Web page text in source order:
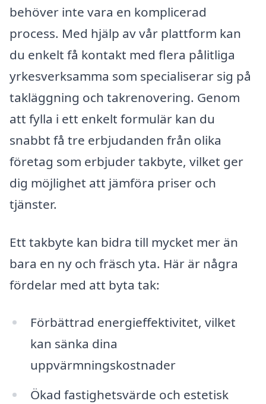
behöver inte vara en komplicerad
process. Med hjälp av vår plattform kan
du enkelt få kontakt med flera pålitliga
yrkesverksamma som specialiserar sig på
takläggning och takrenovering. Genom
att fylla i ett enkelt formulär kan du
snabbt få tre erbjudanden från olika
företag som erbjuder takbyte, vilket ger
dig möjlighet att jämföra priser och
tjänster.
Ett takbyte kan bidra till mycket mer än
bara en ny och fräsch yta. Här är några
fördelar med att byta tak:
Förbättrad energieffektivitet, vilket
kan sänka dina
uppvärmningskostnader
Ökad fastighetsvärde och estetisk